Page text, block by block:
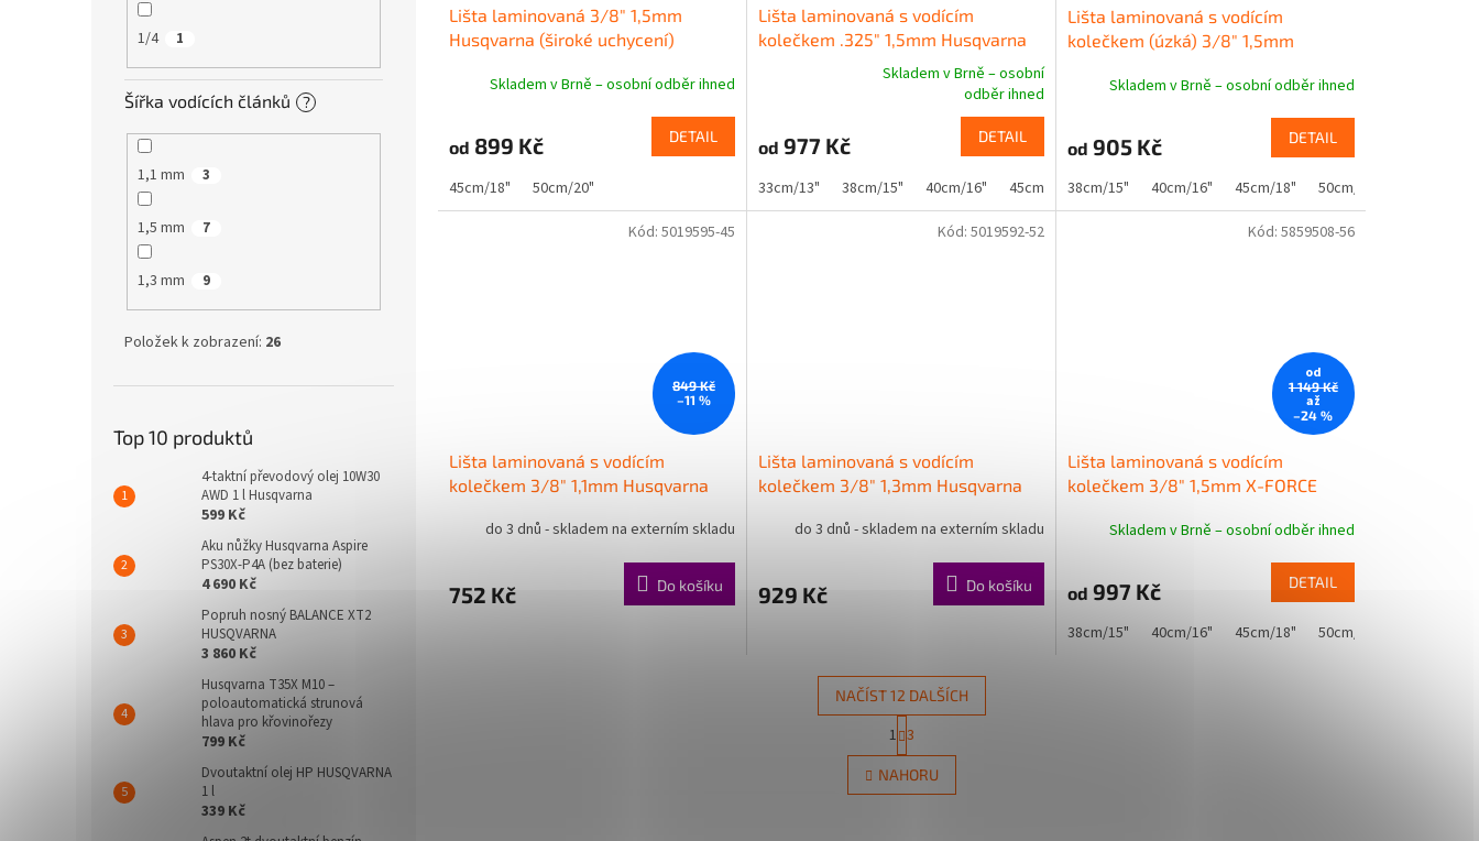
1/4 1
Šířka vodících článků ?
1,1 mm 3
1,5 mm 7
1,3 mm 9
Položek k zobrazení: 26
Top 10 produktů
4-taktní převodový olej 10W30
AWD 1 l Husqvarna
599 Kč
Aku nůžky Husqvarna Aspire
PS30X-P4A (bez baterie)
4 690 Kč
Popruh nosný BALANCE XT2
HUSQVARNA
3 860 Kč
Husqvarna T35X M10 –
poloautomatická strunová
hlava pro křovinořezy
799 Kč
Dvoutaktní olej HP HUSQVARNA
1 l
339 Kč
Lišta laminovaná 3/8" 1,5mm
Husqvarna (široké uchycení)
Skladem v Brně – osobní odběr ihned
od 899 Kč DETAIL
45cm/18" 50cm/20"
Lišta laminovaná s vodícím
kolečkem .325" 1,5mm Husqvarna
je
z
5
Skladem v Brně – osobní
odběr ihned
od 977 Kč DETAIL
33cm/13" 38cm/15" 40cm/16" 45cm/18" 50cm/20"
Lišta laminovaná s vodícím
kolečkem (úzká) 3/8" 1,5mm
Skladem v Brně – osobní odběr ihned
od 905 Kč DETAIL
38cm/15" 40cm/16" 45cm/18" 50cm/20"
849 Kč
–11 %
Lišta laminovaná s vodícím
kolečkem 3/8" 1,1mm Husqvarna
do 3 dnů - skladem na externím skladu
752 Kč Do košíku
Kód: 5019595-45
Lišta laminovaná s vodícím
kolečkem 3/8" 1,3mm Husqvarna
do 3 dnů - skladem na externím skladu
929 Kč Do košíku
Kód: 5019592-52
od
1 149 Kč
až
–24 %
Lišta laminovaná s vodícím
kolečkem 3/8" 1,5mm X-FORCE
Skladem v Brně – osobní odběr ihned
od 997 Kč DETAIL
38cm/15" 40cm/16" 45cm/18" 50cm/20"
Kód: 5859508-56
O
v
l
NAČÍST 12 DALŠÍCH
t
r
á
n
1 3
NAHORU